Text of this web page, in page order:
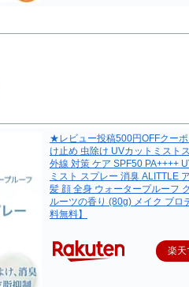
★レビュー投稿500円OFFクー
け止め 虫除け UVカットミスト
外線 対策 ケア SPF50 PA++++
ミスト スプレー 消臭 ALITTLE
髪 顔 全身 ウォータープルーフ
ルーツの香り (80g) メイク ブロ
料無料】
楽天